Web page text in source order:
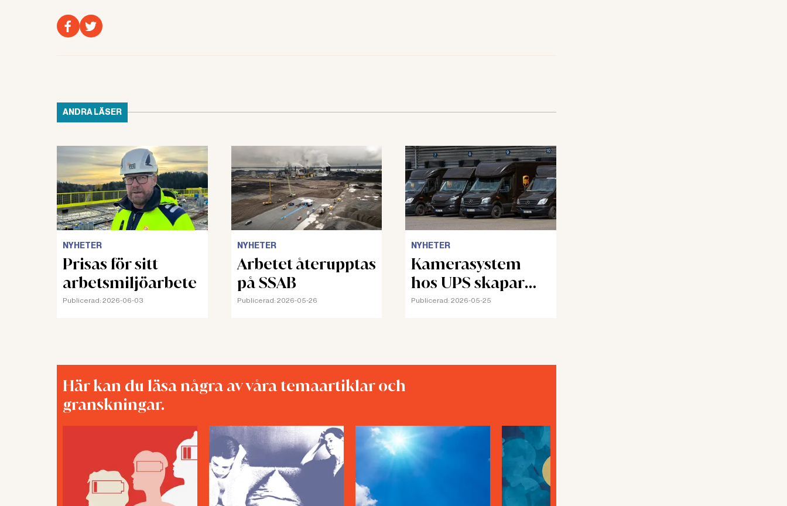
ANDRA LÄSER
NYHETER
Prisas för sitt
arbetsmiljöarbete
Publicerad: 2026-06-03
NYHETER
Arbetet återupptas
på SSAB
Publicerad: 2026-05-26
NYHETER
Kamerasystem
hos UPS skapar
stress och oro
Publicerad: 2026-05-25
Här kan du läsa några av våra temaartiklar och
granskningar.